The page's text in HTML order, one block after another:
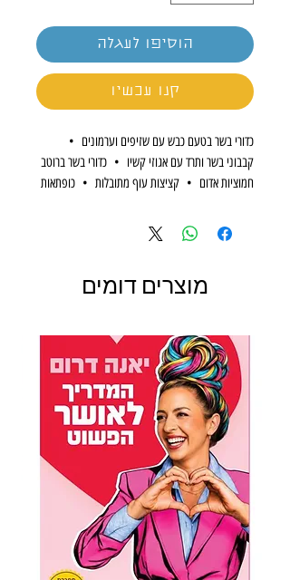
הוסיפו לעגלה
קנו עכשיו
כדורי בשר בטעם כבש עם שזיפים וערמונים •
קבבוני בשר ותרד עם אגוזי קשיו • כדורי בשר ברוטב
חמוציות אדום • קציצות עוף מתובלות • כופתאות
ברוטב קארי־קוקוס ותפוז • קציצות בקר וחזה אווז
מעושן עם צ´אטני אפרסקים • קציצות קינואה,
קציצות מעגבניות צלויות וגבינת פטה • קציצות הודו
קציצות סלמון ברוטב שמנת ופטריות • כדורי טופו
אינדונזיים עם רוטב בוטנים • קרוקטים כרובית
וגבינה מעושנת - כל אלה הם רק חלק ממתכוני
הקציצות הנפלאים שמופיעים בספר. הספר מציע
עשרות מתכונים לקציצות מכל הסוגים: קציצות מבשר
הודו, עוף, בקר וטלה, קציצות דגים, קציצות ירק
וקציצות צמחוניות ממגוון חומרים; קציצות מטוגנות,
קציצות אפויות וקציצות מבושלות; קציצות "יבשות"
וקציצות ברוטב. לצדם תמצאו מתכוני עזר לרוטבי
טבילה, לתוספות מתובלות ואפילו למרקים צחים
שמשמשים כבסיס לרטבים וכן שלל עצות וטיפים
מוצרים דומים